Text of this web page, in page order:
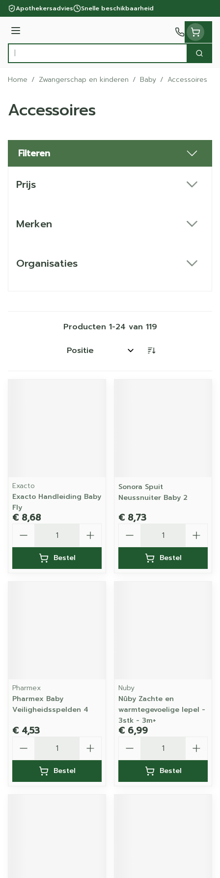
Ga naar de inhoud
Apothekersadvies Snelle beschikbaarheid
Menu
Product, merk, categorie...
Zoek
Home / Zwangerschap en kinderen / Baby / Accessoires
Accessoires
Filteren
Prijs
Merken
Organisaties
Producten 1-24 van 119
Sorteer op:
Exacto
Exacto Handleiding Baby
Fly
€ 8,68
Bestel
Sonora Spuit
Neussnuiter Baby 2
€ 8,73
Bestel
Pharmex
Pharmex Baby
Veiligheidsspelden 4
€ 4,53
Bestel
Nuby
Nûby Zachte en
warmtegevoelige lepel -
3stk - 3m+
€ 6,99
Bestel